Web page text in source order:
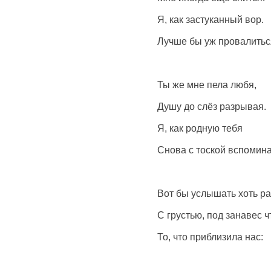
Я, как застуканный вор.
Лучше бы уж
Ты же мне пела любя,
Душу до слёз разрывая.
Я, как родную тебя
Снова с тоской
Вот бы услышать хоть
С грустью, под занавес
То, что приблизила нас: